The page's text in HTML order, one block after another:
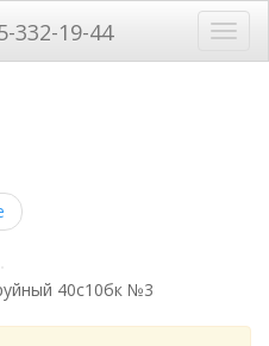
332-19-44
40с10бк №3